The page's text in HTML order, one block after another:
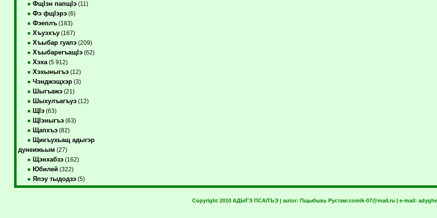
ФщIэн папщIэ(11)
Фэ фщIэрэ(6)
Фэеплъ(183)
Хъуэхъу(167)
Хъыбар гуапэ(209)
ХъыбарегъащIэ(62)
Хэха(5 912)
Хэхыныгъэ(12)
Чэнджэщхэр(3)
Шыгъажэ(21)
Шыхулъагъуэ(12)
ЩIэ(63)
ЩIэныгъэ(63)
Щапхъэ(82)
Щикъухьащ адыгэр
дунеижьым (27)
Щэнхабзэ(162)
Юбилей(322)
Япэу тыдодзэ(5)
Copyright 2010 АДЫГЭ ПСАЛЪЭ | autor: Пщыбыхь Рустам:comik-07@mail.ru | e-mail: